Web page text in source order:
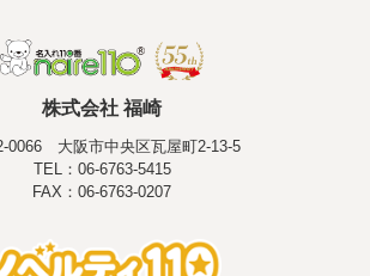
株式会社 福崎
0066 大阪市中央区瓦屋町2-13-5
TEL：06-6763-5415
FAX：06-6763-0207